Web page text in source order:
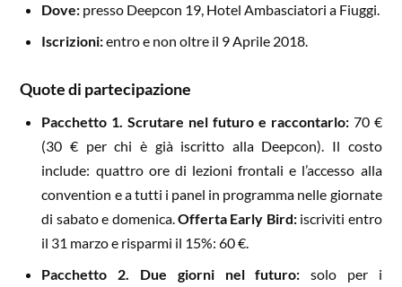
Dove: presso Deepcon 19, Hotel Ambasciatori a Fiuggi.
Iscrizioni:entro e non oltre il 9 Aprile 2018.
Quote di partecipazione
Pacchetto 1. Scrutare nel futuro e raccontarlo:70 €
(30 € per chi è già iscritto alla Deepcon). Il costo
include: quattro ore di lezioni frontali e l’accesso alla
convention e a tutti i panel in programma nelle giornate
di sabato e domenica.Offerta Early Bird:iscriviti entro
il 31 marzo e risparmi il 15%: 60 €.
Pacchetto 2. Due giorni nel futuro:solo per i